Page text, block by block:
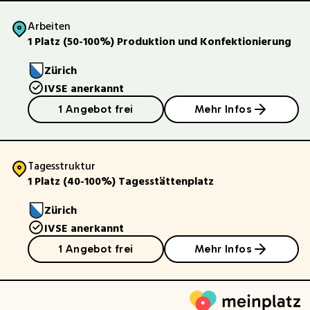
Arbeiten
1 Platz (50-100%) Produktion und Konfektionierung
Zürich
IVSE anerkannt
1 Angebot frei Mehr Infos
Tagesstruktur
1 Platz (40-100%) Tagesstättenplatz
Zürich
IVSE anerkannt
1 Angebot frei Mehr Infos